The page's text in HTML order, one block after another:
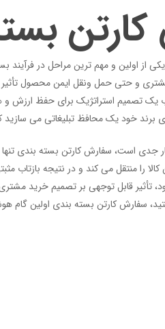
یکی از اولین و مهم ترین مراحل در
و حتی حمل ونقل ایمن محصول
یک تصمیم استراتژیک برای حفظ
برند خود یک محافظ تبلیغاتی می
جدی است، سفارش کارتن بسته بندی
را منتقل می کند و در نتیجه بازتاب
قابل توجهی بر تصمیم خرید مشتری
سفارش کارتن بسته بندی اولین گام